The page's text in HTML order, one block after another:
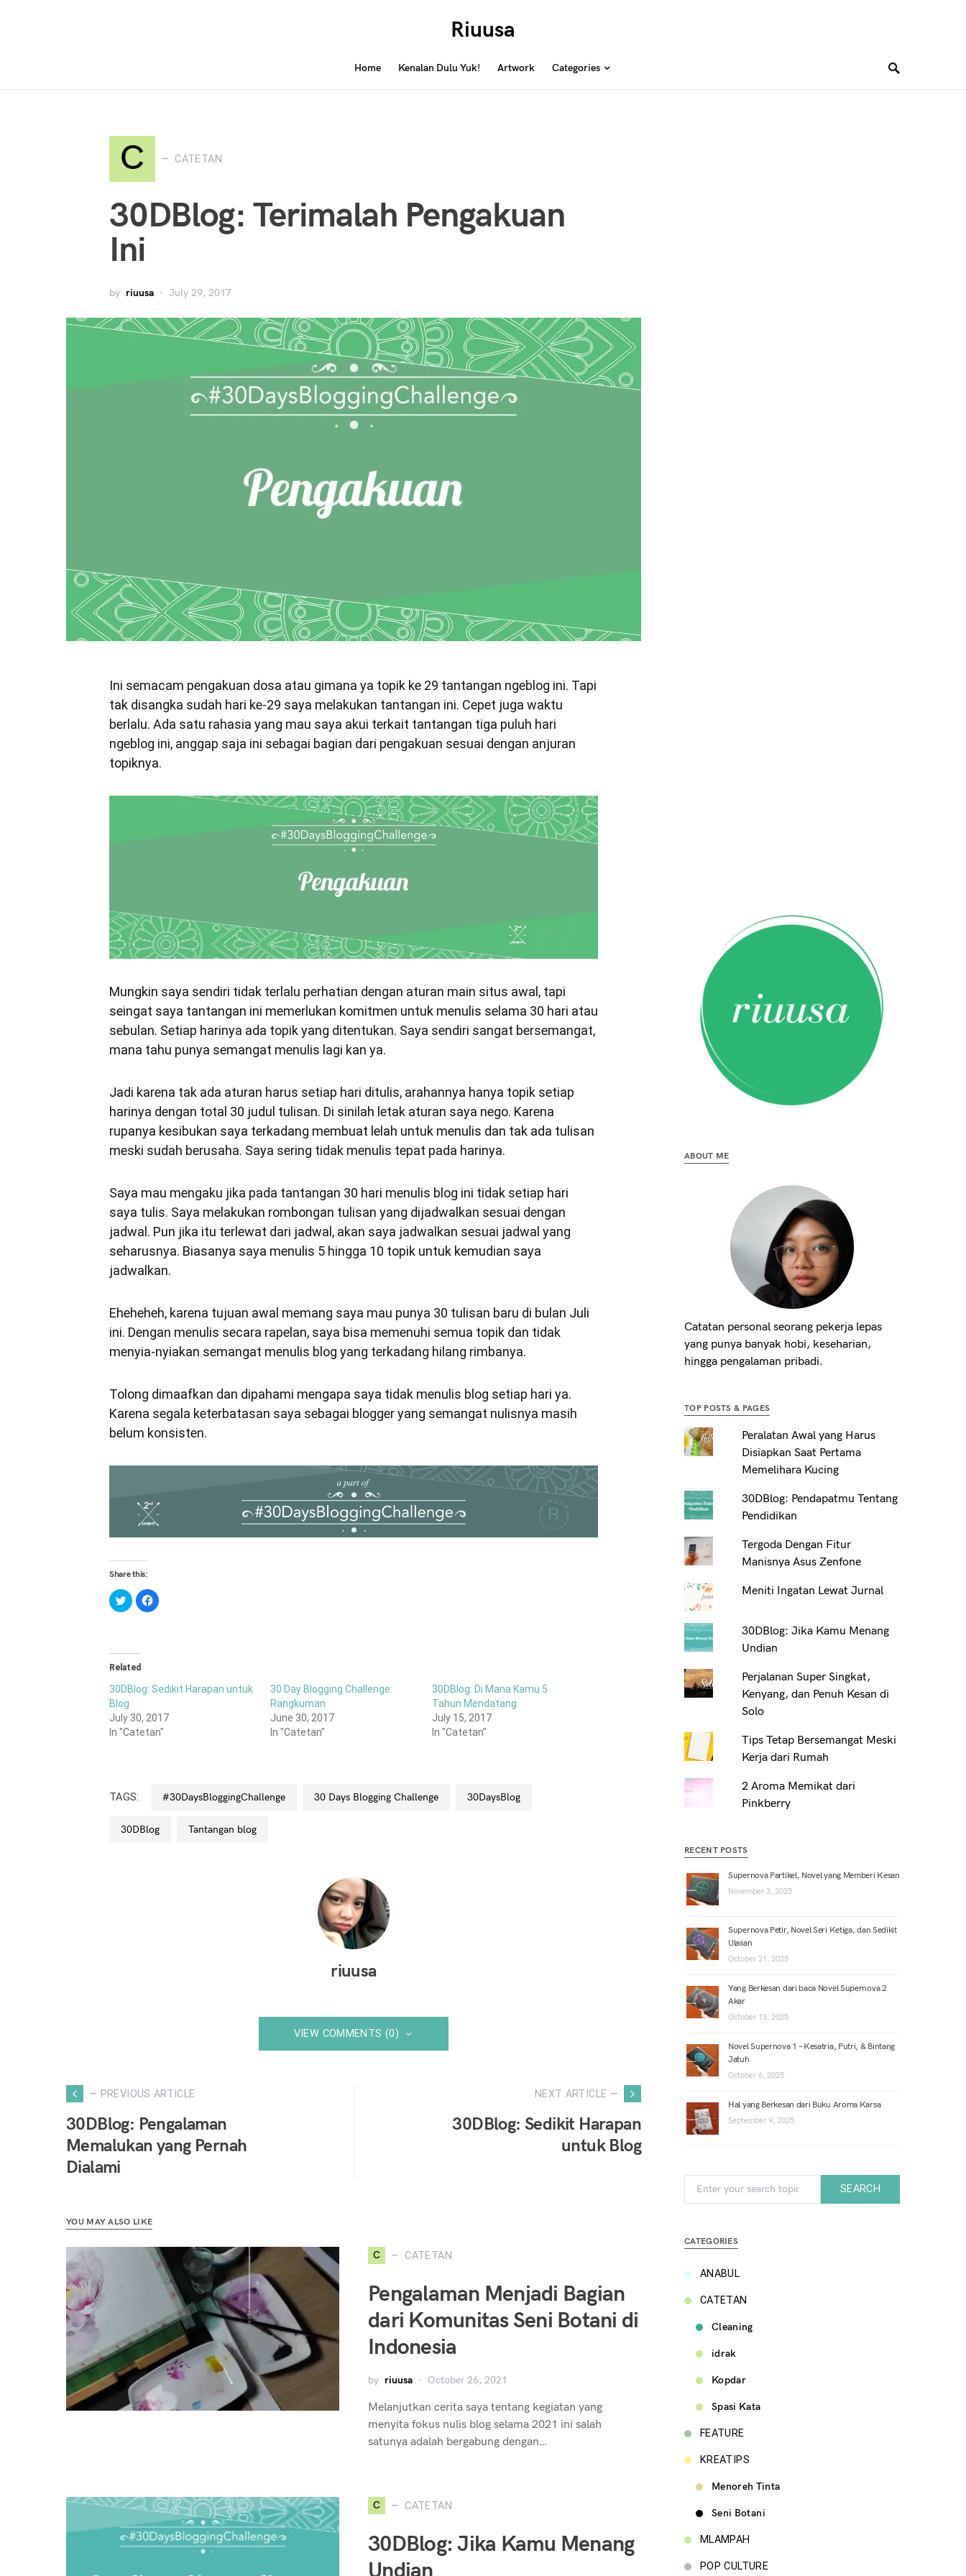
Riuusa
Home Kenalan Dulu Yuk! Artwork Categories
C CATETAN
30DBlog: Terimalah Pengakuan
Ini
by riuusa July 29, 2017
Ini semacam pengakuan dosa atau gimana ya topik ke 29 tantangan ngeblog ini. Tapi
tak disangka sudah hari ke-29 saya melakukan tantangan ini. Cepet juga waktu
berlalu. Ada satu rahasia yang mau saya akui terkait tantangan tiga puluh hari
ngeblog ini, anggap saja ini sebagai bagian dari pengakuan sesuai dengan anjuran
topiknya.
Mungkin saya sendiri tidak terlalu perhatian dengan aturan main situs awal, tapi
seingat saya tantangan ini memerlukan komitmen untuk menulis selama 30 hari atau
sebulan. Setiap harinya ada topik yang ditentukan. Saya sendiri sangat bersemangat,
mana tahu punya semangat menulis lagi kan ya.
Jadi karena tak ada aturan harus setiap hari ditulis, arahannya hanya topik setiap
harinya dengan total 30 judul tulisan. Di sinilah letak aturan saya nego. Karena
rupanya kesibukan saya terkadang membuat lelah untuk menulis dan tak ada tulisan
meski sudah berusaha. Saya sering tidak menulis tepat pada harinya.
Saya mau mengaku jika pada tantangan 30 hari menulis blog ini tidak setiap hari
saya tulis. Saya melakukan rombongan tulisan yang dijadwalkan sesuai dengan
jadwal. Pun jika itu terlewat dari jadwal, akan saya jadwalkan sesuai jadwal yang
seharusnya. Biasanya saya menulis 5 hingga 10 topik untuk kemudian saya
jadwalkan.
Eheheheh, karena tujuan awal memang saya mau punya 30 tulisan baru di bulan Juli
ini. Dengan menulis secara rapelan, saya bisa memenuhi semua topik dan tidak
menyia-nyiakan semangat menulis blog yang terkadang hilang rimbanya.
Tolong dimaafkan dan dipahami mengapa saya tidak menulis blog setiap hari ya.
Karena segala keterbatasan saya sebagai blogger yang semangat nulisnya masih
belum konsisten.
Share this:
Click
to
share
window)
Click
to
Related
30DBlog: Sedikit Harapan untuk
Blog
July 30, 2017
In "Catetan"
30 Day Blogging Challenge:
Rangkuman
June 30, 2017
In "Catetan"
30DBlog: Di Mana Kamu 5
Tahun Mendatang
July 15, 2017
In "Catetan"
TAGS: #30DaysBloggingChallenge 30 Days Blogging Challenge 30DaysBlog
30DBlog tantangan blog
riuusa
VIEW COMMENTS (0)
— PREVIOUS ARTICLE
30DBlog: Pengalaman
Memalukan yang Pernah
Dialami
NEXT ARTICLE —
30DBlog: Sedikit Harapan
untuk Blog
YOU MAY ALSO LIKE
C CATETAN
Pengalaman Menjadi Bagian
dari Komunitas Seni Botani di
Indonesia
by riuusa October 26, 2021
Melanjutkan cerita saya tentang kegiatan yang
menyita fokus nulis blog selama 2021 ini salah
satunya adalah bergabung dengan…
C CATETAN
30DBlog: Jika Kamu Menang
ABOUT ME
Catatan personal seorang pekerja lepas
yang punya banyak hobi, keseharian,
hingga pengalaman pribadi.
TOP POSTS & PAGES
Peralatan Awal yang Harus
Disiapkan Saat Pertama
Memelihara Kucing
30DBlog: Pendapatmu Tentang
Pendidikan
Tergoda Dengan Fitur
Manisnya Asus Zenfone
Meniti Ingatan Lewat Jurnal
30DBlog: Jika Kamu Menang
Undian
Perjalanan Super Singkat,
Kenyang, dan Penuh Kesan di
Solo
Tips Tetap Bersemangat Meski
Kerja dari Rumah
2 Aroma Memikat dari
Pinkberry
RECENT POSTS
Supernova Partikel, Novel yang Memberi Kesan
November 3, 2025
Supernova Petir, Novel Seri Ketiga, dan Sedikit
Ulasan
October 21, 2025
Yang Berkesan dari baca Novel Supernova 2
Akar
October 13, 2025
Novel Supernova 1 – Kesatria, Putri, & Bintang
Jatuh
October 6, 2025
Hal yang Berkesan dari Buku Aroma Karsa
September 9, 2025
SEARCH
CATEGORIES
ANABUL
CATETAN
Cleaning
idrak
Kopdar
Spasi Kata
FEATURE
KREATIPS
Menoreh Tinta
Seni Botani
MLAMPAH
POP CULTURE